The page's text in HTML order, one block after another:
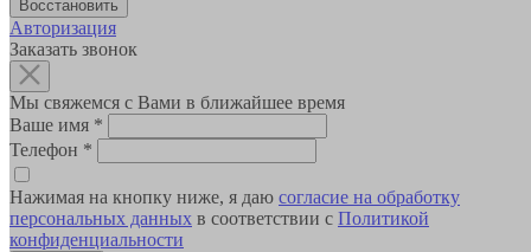
Авторизация
Заказать звонок
Мы свяжемся с Вами в ближайшее время
Ваше имя *
Телефон *
Нажимая на кнопку ниже, я даю согласие на обработку
персональных данных в соответствии с Политикой
конфиденциальности